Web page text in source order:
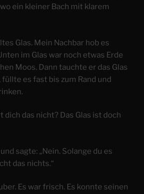
ein kleiner Bach mit klarem
Glas. Mein Nachbar hob es
im Glas war noch etwas Erde
Moos. Dann tauchte er das Glas
es fast bis zum Rand und
dich das nicht? Das Glas ist doch
sagte: „Nein. Solange du es
das nichts.“
Es war frisch. Es konnte seinen